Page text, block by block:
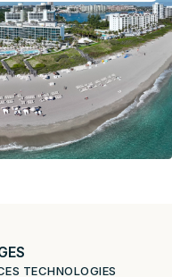
TECHNOLOGIES